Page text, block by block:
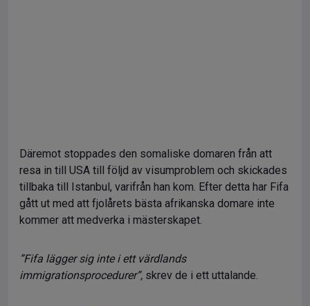
Däremot stoppades den somaliske domaren från att
resa in till USA till följd av visumproblem och skickades
tillbaka till Istanbul, varifrån han kom. Efter detta har Fifa
gått ut med att fjolårets bästa afrikanska domare inte
kommer att medverka i mästerskapet.
”Fifa lägger sig inte i ett värdlands
immigrationsprocedurer”, skrev de i ett uttalande.